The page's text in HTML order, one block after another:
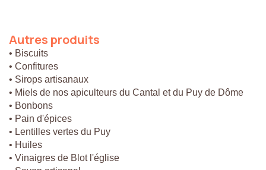
Autres produits
• Biscuits
• Confitures
• Sirops artisanaux
• Miels de nos apiculteurs du Cantal et du Puy de Dôme
• Bonbons
• Pain d'épices
• Lentilles vertes du Puy
• Huiles
• Vinaigres de Blot l'église